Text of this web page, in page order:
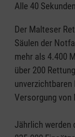
Alle 40
Der Malteser
Säulen der
mehr als 4.400
über 200
Versorgung von
Jährlich werden